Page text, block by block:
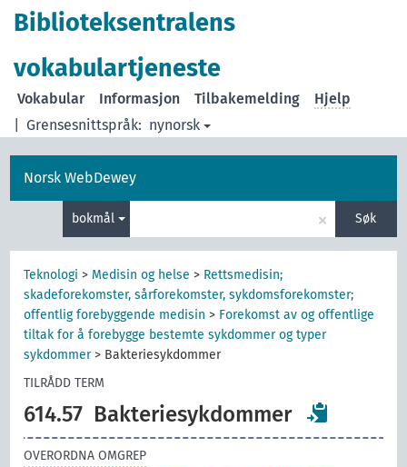
Biblioteksentralens
vokabulartjeneste
Grensesnittspråk: nynorsk
Vokabular Informasjon Tilbakemelding Hjelp
Norsk WebDewey
bokmål × Søk
Teknologi > Medisin og helse > Rettsmedisin;
skadeforekomster, sårforekomster, sykdomsforekomster;
offentlig forebyggende medisin > Forekomst av og offentlige
tiltak for å forebygge bestemte sykdommer og typer
sykdommer> Bakteriesykdommer
TILRÅDD TERM
614.57 Bakteriesykdommer
OVERORDNA OMGREP